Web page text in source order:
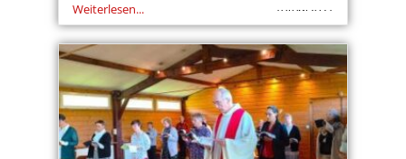
Weiterlesen... 10/09/2021